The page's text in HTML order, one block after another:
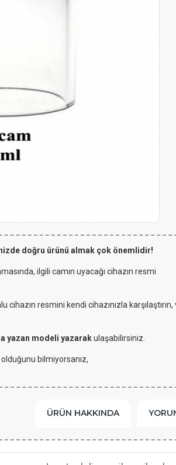
doğru ürünü almak çok önemlidir!
ilgili camın uyacağı cihazın resmi
cihazın resmini kendi cihazınızla karşılaştırın,
yazan modeli yazarakulaşabilirsiniz.
bilmiyorsanız,
ÜRÜN HAKKINDA